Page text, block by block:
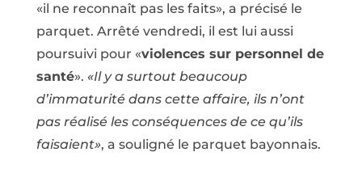
«il ne reconnaît pas les faits», a précisé le
parquet. Arrêté vendredi, il est lui aussi
poursuivi pour «violences sur personnel de
santé». «Il y a surtout beaucoup
d’immaturité dans cette affaire, ils n’ont
pas réalisé les conséquences de ce qu’ils
faisaient», a souligné le parquet bayonnais.